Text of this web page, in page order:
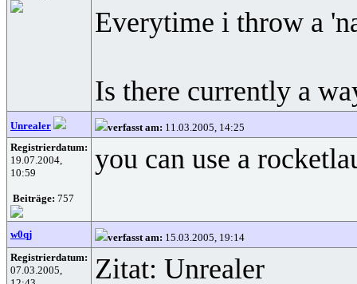
Everytime i throw a
Is there currently a
Unrealer verfasst am: 11.03.2005, 14:25
Registrierdatum:
19.07.2004,
10:59
Beiträge: 757
you can use a
w0qj verfasst am: 15.03.2005, 19:14
Registrierdatum:
07.03.2005,
Zitat: Unrealer